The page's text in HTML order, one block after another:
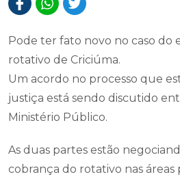
Pode ter fato novo no caso do
rotativo de Criciúma.
Um acordo no processo que
justiça está sendo discutido
Ministério Público.
As duas partes estão
cobrança do rotativo nas áreas